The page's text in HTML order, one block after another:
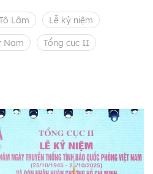
Lâm Lễ kỷ niệm
Nam Tổng cục II